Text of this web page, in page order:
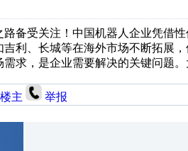
备受关注！中国机器人企业凭借
利、长城等在海外市场不断拓展
求，是企业需要解决的关键问题
主 举报